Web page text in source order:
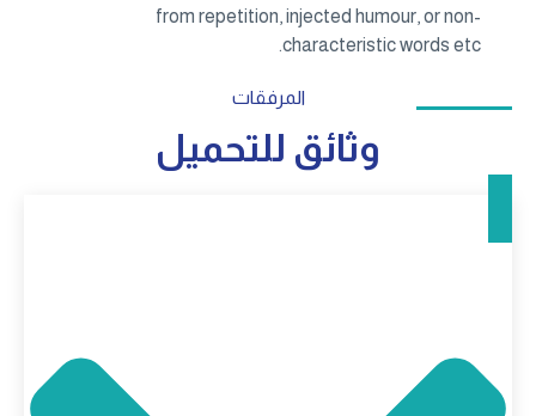
from repetition, injected humour, or non-
characteristic words etc.
المرفقات
وثائق للتحميل